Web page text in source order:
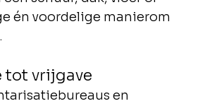
én voordelige manierom
tot vrijgave
en